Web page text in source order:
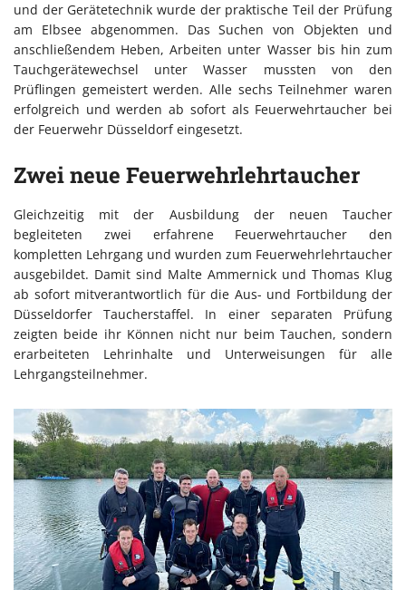
und der Gerätetechnik wurde der praktische Teil der Prüfung
am Elbsee abgenommen. Das Suchen von Objekten und
anschließendem Heben, Arbeiten unter Wasser bis hin zum
Tauchgerätewechsel unter Wasser mussten von den
Prüflingen gemeistert werden. Alle sechs Teilnehmer waren
erfolgreich und werden ab sofort als Feuerwehrtaucher bei
der Feuerwehr Düsseldorf eingesetzt.
Zwei neue Feuerwehrlehrtaucher
Gleichzeitig mit der Ausbildung der neuen Taucher
begleiteten zwei erfahrene Feuerwehrtaucher den
kompletten Lehrgang und wurden zum Feuerwehrlehrtaucher
ausgebildet. Damit sind Malte Ammernick und Thomas Klug
ab sofort mitverantwortlich für die Aus- und Fortbildung der
Düsseldorfer Taucherstaffel. In einer separaten Prüfung
zeigten beide ihr Können nicht nur beim Tauchen, sondern
erarbeiteten Lehrinhalte und Unterweisungen für alle
Lehrgangsteilnehmer.